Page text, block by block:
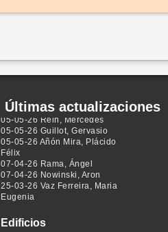
Últimas actualizaciones
Personas
02-06-26 Hernández, Nidia del
Carmen
05-05-26 Rein, Mercedes
05-05-26 Guillot, Gervasio
05-05-26 Añón Mira, Plácido
Félix
07-04-26 Rama, Ángel
07-04-26 Nowinski, Aron
25-03-26 Vaz Ferreira, Maria
Eugenia
22-09-23 Hospital de Clínicas